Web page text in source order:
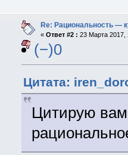
Re: Рациональность —
« Ответ #2 : 23 Марта 2017,
(−)0
Цитата:
Цитирую вам